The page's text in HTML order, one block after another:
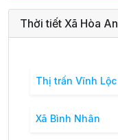
Thời tiết Xã Hòa An
Thị trấn Vĩnh Lộc
Xã Bình Nhân